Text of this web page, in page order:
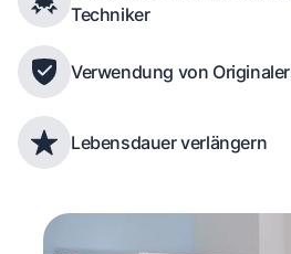
Techniker
Verwendung von
Lebensdauer verlängern